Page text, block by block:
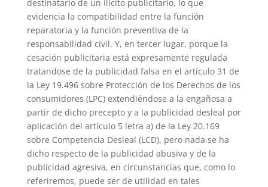
destinatario de un ilícito publicitario, lo que
evidencia la compatibilidad entre la función
reparatoria y la función preventiva de la
responsabilidad civil. Y, en tercer lugar, porque la
cesación publicitaria está expresamente regulada
tratandose de la publicidad falsa en el artículo 31 de
la Ley 19.496 sobre Protección de los Derechos de los
consumidores (LPC) extendiéndose a la engañosa a
partir de dicho precepto y a la publicidad desleal por
aplicación del artículo 5 letra a) de la Ley 20.169
sobre Competencia Desleal (LCD), pero nada se ha
dicho respecto de la publicidad abusiva y de la
publicidad agresiva, en circunstancias que, como lo
referiremos, puede ser de utilidad en tales